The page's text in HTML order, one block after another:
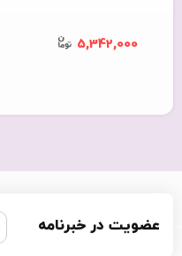
5,342,000
عضویت در خبرنامه